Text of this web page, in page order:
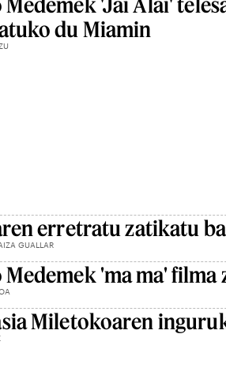
du Miamin
erretratu zatikatu
GUALLAR
'ma ma'
Miletokoaren